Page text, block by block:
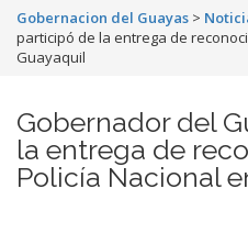
Gobernacion del Guayas >
participó de la entrega de
Guayaquil
Gobernador del
la entrega de
Policía Nacional